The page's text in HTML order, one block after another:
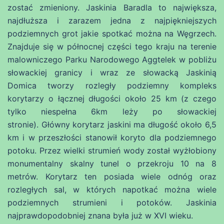
zostać zmieniony. Jaskinia Baradla to największa,
najdłuższa i zarazem jedna z najpiękniejszych
podziemnych grot jakie spotkać można na Węgrzech.
Znajduje się w północnej części tego kraju na terenie
malowniczego Parku Narodowego Aggtelek w pobliżu
słowackiej granicy i wraz ze słowacką Jaskinią
Domica tworzy rozległy podziemny kompleks
korytarzy o łącznej długości około 25 km (z czego
tylko niespełna 6km leży po słowackiej
stronie). Główny korytarz jaskini ma długość około 6,5
km i w przeszłości stanowił koryto dla podziemnego
potoku. Przez wielki strumień wody został wyżłobiony
monumentalny skalny tunel o przekroju 10 na 8
metrów. Korytarz ten posiada wiele odnóg oraz
rozległych sal, w których napotkać można wiele
podziemnych strumieni i potoków. Jaskinia
najprawdopodobniej znana była już w XVI wieku.